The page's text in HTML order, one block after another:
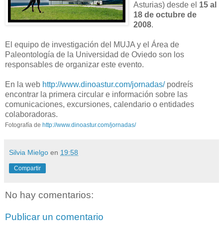
Asturias) desde el 15 al
18 de octubre de
2008.
El equipo de investigación del MUJA y el Área de
Paleontología de la Universidad de Oviedo son los
responsables de organizar este evento.
En la web http://www.dinoastur.com/jornadas/podreís
encontrar la primera circular e información sobre las
comunicaciones, excursiones, calendario o entidades
colaboradoras.
Fotografía de http://www.dinoastur.com/jornadas/
Silvia Mielgo en 19:58
Compartir
No hay comentarios:
Publicar un comentario